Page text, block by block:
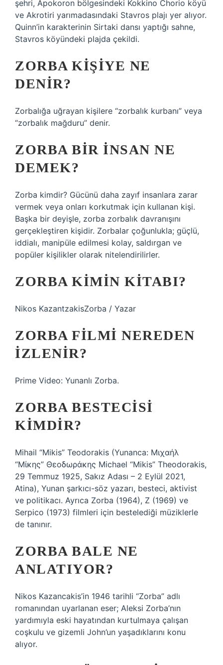
şehri, Apokoron bölgesindeki Kokkino Chorio köyü
ve Akrotiri yarımadasındaki Stavros plajı yer alıyor.
Quinn’in karakterinin Sirtaki dansı yaptığı sahne,
Stavros köyündeki plajda çekildi.
ZORBA KIŞIYE NE
DENIR?
Zorbalığa uğrayan kişilere “zorbalık kurbanı” veya
“zorbalık mağduru” denir.
ZORBA BIR INSAN NE
DEMEK?
Zorba kimdir? Gücünü daha zayıf insanlara zarar
vermek veya onları korkutmak için kullanan kişi.
Başka bir deyişle, zorba zorbalık davranışını
gerçekleştiren kişidir. Zorbalar çoğunlukla; güçlü,
iddialı, manipüle edilmesi kolay, saldırgan ve
popüler kişilikler olarak nitelendirilirler.
ZORBA KIMIN KITABI?
Nikos KazantzakisZorba / Yazar
ZORBA FILMI NEREDEN
IZLENIR?
Prime Video: Yunanlı Zorba.
ZORBA BESTECISI
KIMDIR?
Mihail “Mikis” Teodorakis (Yunanca: Μιχαήλ
“Μίκης” Θεοδωράκης Michael “Mikis” Theodorakis,
29 Temmuz 1925, Sakız Adası – 2 Eylül 2021,
Atina), Yunan şarkıcı-söz yazarı, besteci, aktivist
ve politikacı. Ayrıca Zorba (1964), Z (1969) ve
Serpico (1973) filmleri için bestelediği müziklerle
de tanınır.
ZORBA BALE NE
ANLATIYOR?
Nikos Kazancakis’in 1946 tarihli “Zorba” adlı
romanından uyarlanan eser; Aleksi Zorba’nın
yardımıyla eski hayatından kurtulmaya çalışan
coşkulu ve gizemli John’un yaşadıklarını konu
alıyor.